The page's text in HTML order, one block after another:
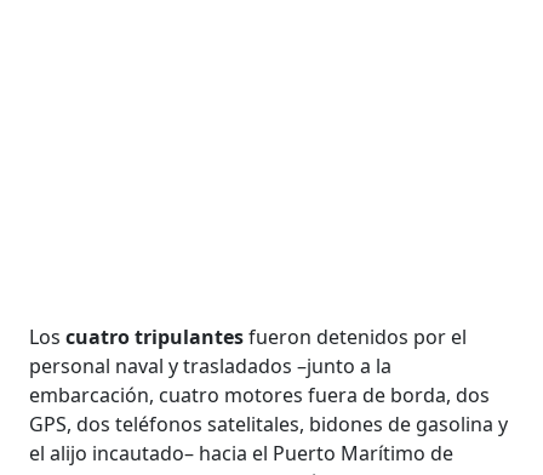
Los cuatro tripulantesfueron detenidos por el
personal naval y trasladados –junto a la
embarcación, cuatro motores fuera de borda, dos
GPS, dos teléfonos satelitales, bidones de gasolina y
el alijo incautado– hacia el Puerto Marítimo de